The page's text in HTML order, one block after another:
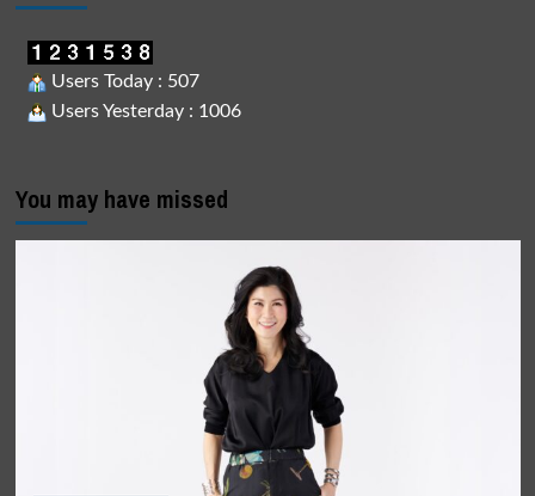
ครั้ง
ใหม่
รอ
เร็ว
Users Today : 507
Users Yesterday : 1006
You may have missed